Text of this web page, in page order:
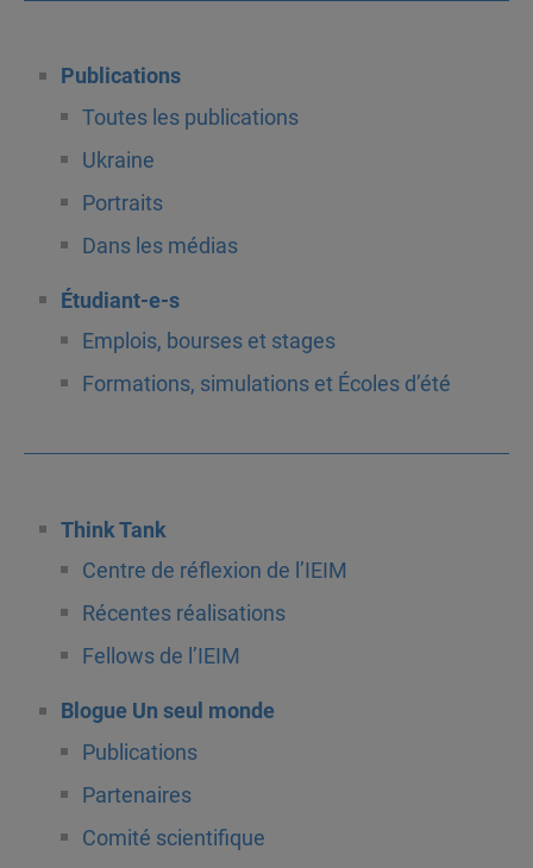
Publications
Toutes les publications
Ukraine
Portraits
Dans les médias
Étudiant-e-s
Emplois, bourses et stages
Formations, simulations et Écoles d’été
Think Tank
Centre de réflexion de l’IEIM
Récentes réalisations
Fellows de l’IEIM
Blogue Un seul monde
Publications
Partenaires
Comité scientifique